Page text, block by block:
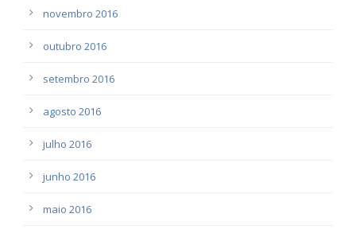
novembro 2016
outubro 2016
setembro 2016
agosto 2016
julho 2016
junho 2016
maio 2016